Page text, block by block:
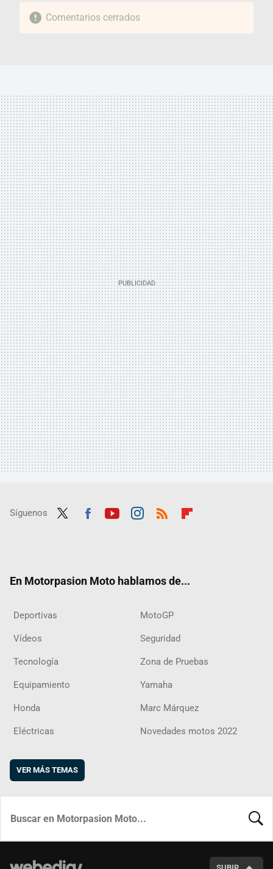
Comentarios cerrados
Síguenos
En Motorpasion Moto hablamos de...
Deportivas MotoGP
Vídeos Seguridad
Tecnología Zona de Pruebas
Equipamiento Yamaha
Honda Marc Márquez
Eléctricas Novedades motos 2022
VER MÁS TEMAS